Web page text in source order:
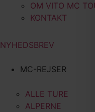
OM VITO MC
KONTAKT
NYHEDSBREV
MC-REJSER
ALLE TURE
ALPERNE